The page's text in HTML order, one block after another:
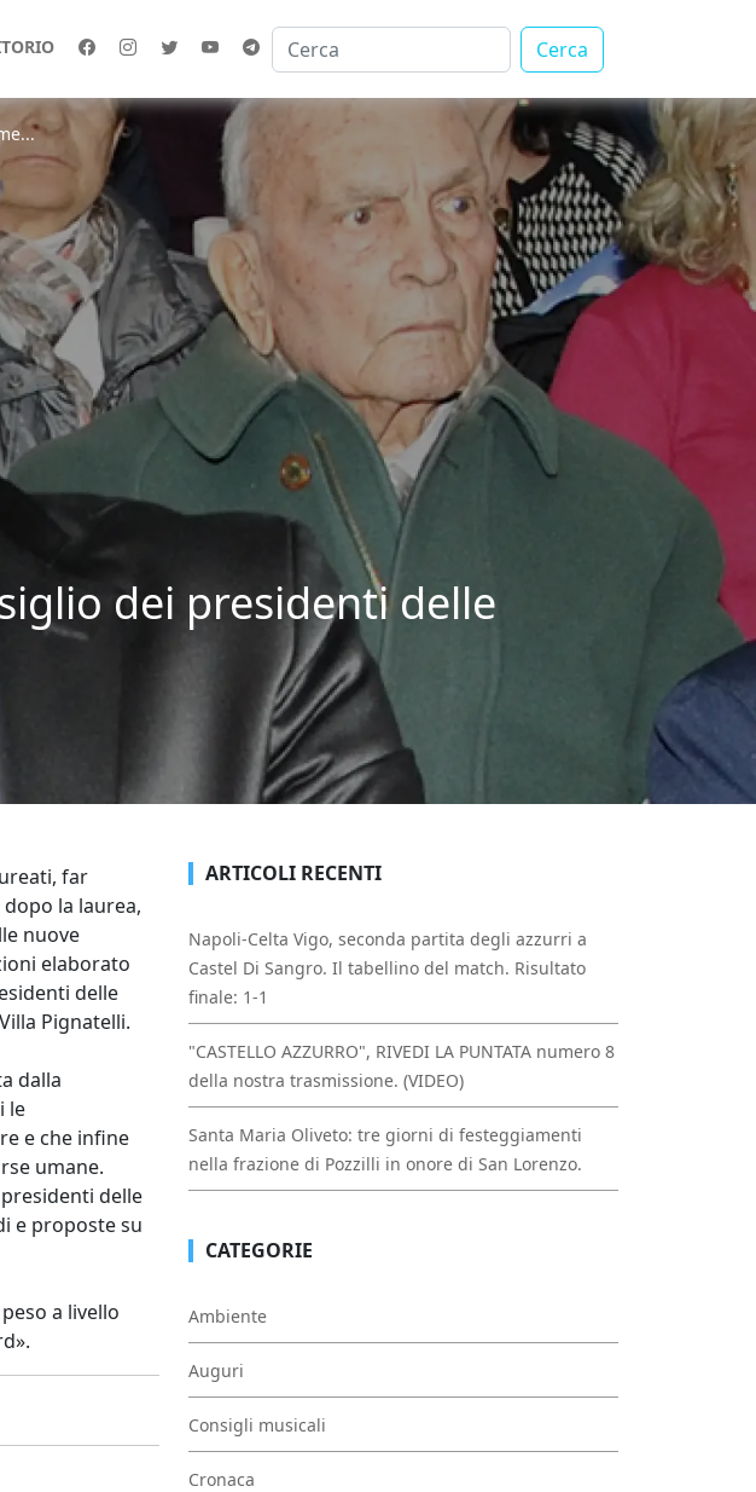
Cerca
dei presidenti delle
far
la laurea,
nuove
elaborato
delle
Pignatelli.
dalla
le
e che infine
umane.
delle
e proposte su
a livello
ARTICOLI RECENTI
Napoli-Celta Vigo, seconda partita degli azzurri a
Castel Di Sangro. Il tabellino del match. Risultato
finale: 1-1
"CASTELLO AZZURRO", RIVEDI LA PUNTATA numero 8
della nostra trasmissione. (VIDEO)
Santa Maria Oliveto: tre giorni di festeggiamenti
nella frazione di Pozzilli in onore di San Lorenzo.
CATEGORIE
Ambiente
Auguri
Consigli musicali
Cronaca